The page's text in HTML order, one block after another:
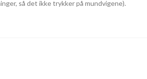
så det ikke trykker på mundvigene).